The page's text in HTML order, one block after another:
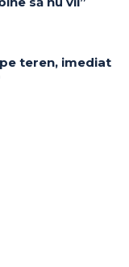
teren, imediat